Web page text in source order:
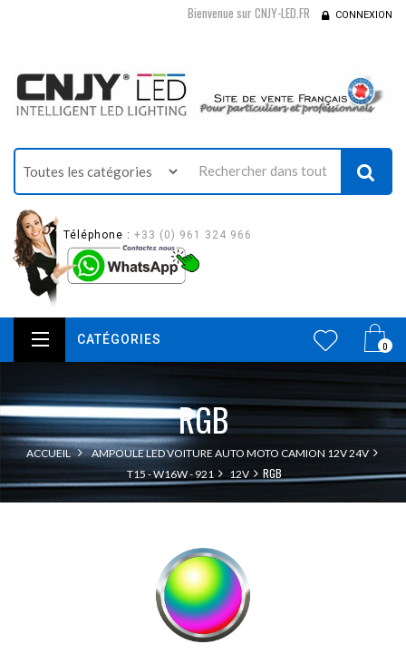
Bienvenue sur CNJY-LED.FR CONNEXION
Téléphone : +33 (0) 961 324 966
0
CATÉGORIES
RGB
ACCUEIL
AMPOULE LED VOITURE AUTO MOTO CAMION 12V 24V
T15 - W16W - 921
12V RGB